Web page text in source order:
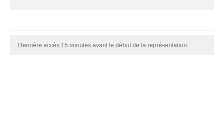
Dernière accès 15 minutes avant le début de la représentation.